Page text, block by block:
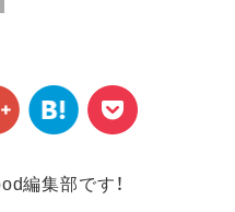
編集部です！